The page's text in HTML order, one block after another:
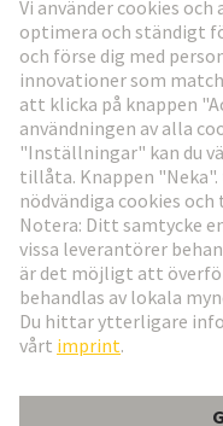
Gå till registrering
Social Media
Sverige